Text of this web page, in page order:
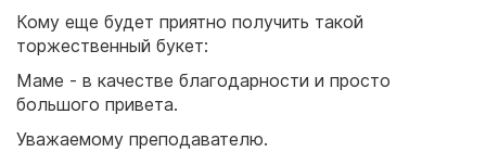
Кому еще будет приятно получить такой
торжественный букет:
Маме - в качестве благодарности и просто
большого привета.
Уважаемому преподавателю.